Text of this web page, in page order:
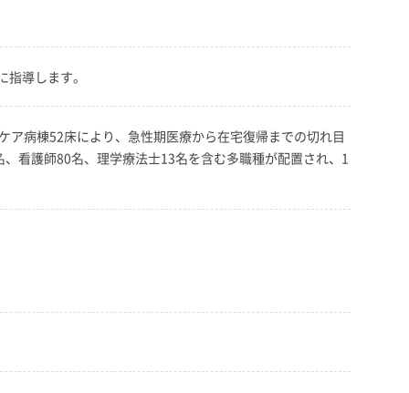
導します。
病棟52床により、急性期医療から在宅復帰までの切れ目
看護師80名、理学療法士13名を含む多職種が配置され、1